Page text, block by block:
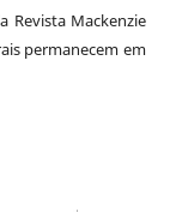
Revista Mackenzie
permanecem em